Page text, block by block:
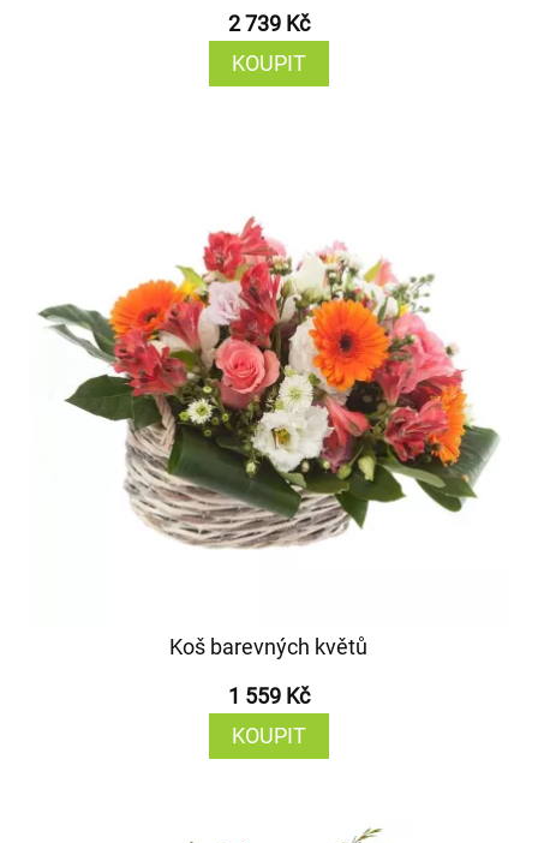
2 739 Kč
KOUPIT
Koš barevných květů
1 559 Kč
KOUPIT